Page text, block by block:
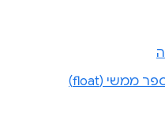
מיזוג של מרקמים מסוג מספר ממשי (float)